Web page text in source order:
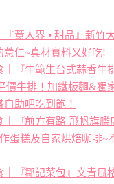
『薏人界 • 甜品』新竹
薏仁~真材實料又好吃!
｜『牛範生台式蒜香牛
價牛排！加鐵板麵&獨
助吧吃到飽！
｜『前方有路 飛帆旗艦
蛋糕及自家烘焙咖啡~
｜『鄒記菜包』文青風